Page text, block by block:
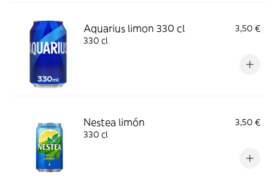
Aquarius limon 330 cl
3,50 €
330 cl
Nestea limón
3,50 €
330 cl